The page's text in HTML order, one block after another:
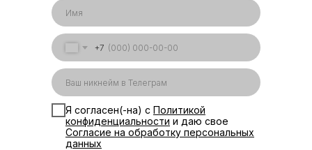
+7
Я согласен(-на) с Политикой
конфиденциальности и даю свое
Согласие на обработку персональных
данных